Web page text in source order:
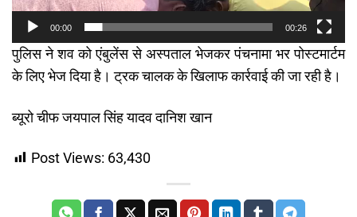
00:00 00:26
पुलिस ने शव को एंबुलेंस से अस्पताल भेजकर पंचनामा भर पोस्टमार्टम
के लिए भेज दिया है। ट्रक चालक के खिलाफ कार्रवाई की जा रही है।
ब्यूरो चीफ जयपाल सिंह यादव दानिश खान
Post Views: 63,430